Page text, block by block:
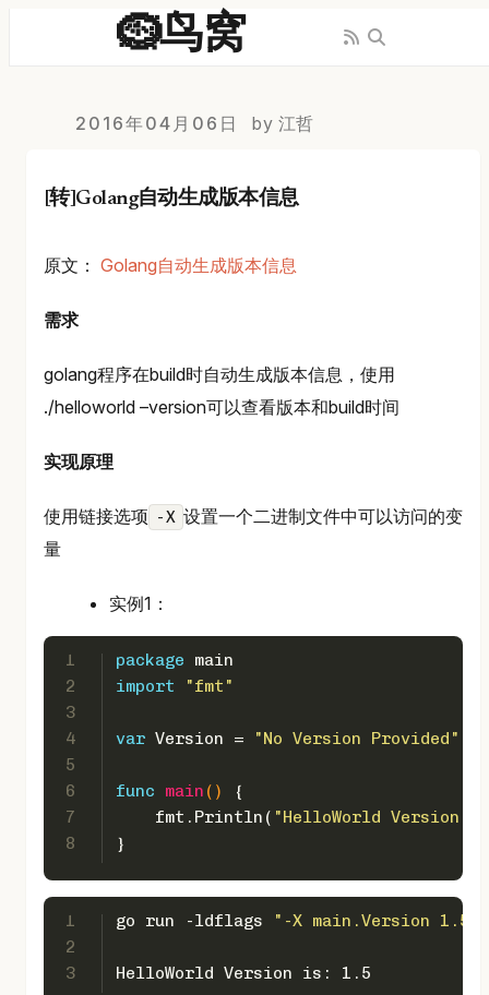
🪹鸟窝
2016年04月06日 by 江哲
[转]Golang自动生成版本信息
原文： Golang自动生成版本信息
需求
golang程序在build时自动生成版本信息，使用
./helloworld –version可以查看版本和build时间
实现原理
使用链接选项 -X 设置一个二进制文件中可以访问的变
量
实例1：
1
2
3
4
5
6
7
8
package main
import
"fmt"
var Version = "No Version Provided"
func main ()
{
    fmt.Println(
"HelloWorld Version
}
1
2
3
go run -ldflags "-X main.Version 1.5"
HelloWorld Version is: 1.5